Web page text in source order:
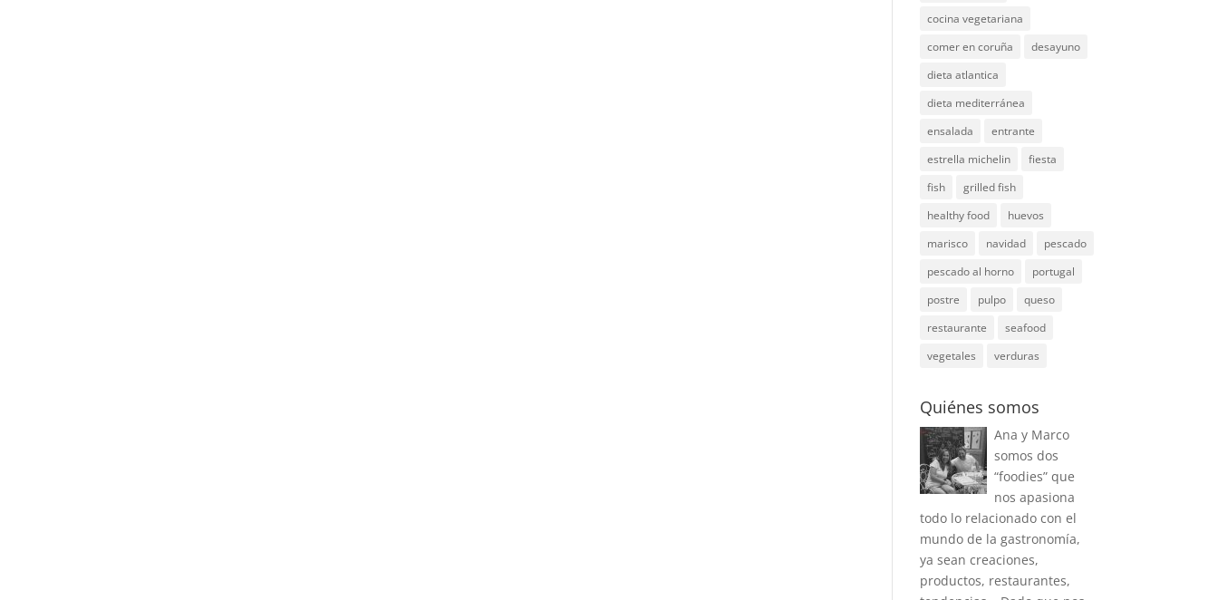
cocina vegetariana
comer en coruña
desayuno
dieta atlantica
dieta mediterránea
ensalada
entrante
estrella michelin
fiesta
fish
grilled fish
healthy food
huevos
marisco
navidad
pescado
pescado al horno
portugal
postre
pulpo
queso
restaurante
seafood
vegetales
verduras
Quiénes somos
Ana y Marco
somos dos
“foodies” que
nos apasiona
todo lo relacionado con el
mundo de la gastronomía,
ya sean creaciones,
productos, restaurantes,